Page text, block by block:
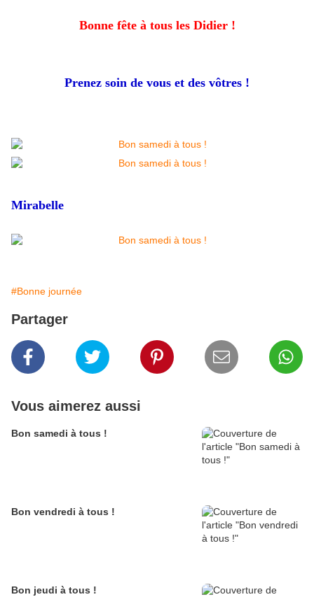
Bonne fête à tous les Didier !
Prenez soin de vous et des vôtres !
Mirabelle
#Bonne journée
Partager
Vous aimerez aussi
Bon samedi à tous !
Bon vendredi à tous !
Bon jeudi à tous !